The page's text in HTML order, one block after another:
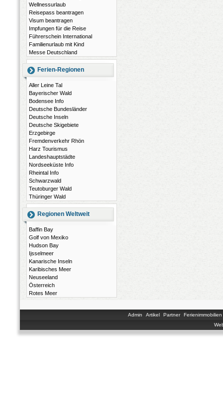
Wellnessurlaub
Reisepass beantragen
Visum beantragen
Impfungen für die Reise
Führerschein International
Familienurlaub mit Kind
Messe Deutschland
Ferien-Regionen
Aller Leine Tal
Bayerischer Wald
Bodensee Info
Deutsche Bundesländer
Deutsche Inseln
Deutsche Skigebiete
Erzgebirge
Fremdenverkehr Rhön
Harz Tourismus
Landeshauptstädte
Nordseeküste Info
Rheintal Info
Schwarzwald
Teutoburger Wald
Thüringer Wald
Regionen Weltweit
Baffin Bay
Golf von Mexiko
Hudson Bay
Ijsselmeer
Kanarische Inseln
Karibisches Meer
Neuseeland
Österreich
Rotes Meer
Admin Artikel Partner
Ferienimmobilien